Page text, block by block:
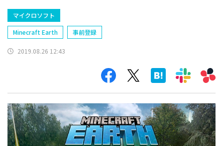
マイクロソフト
Minecraft Earth
事前登録
2019.08.26 12:43